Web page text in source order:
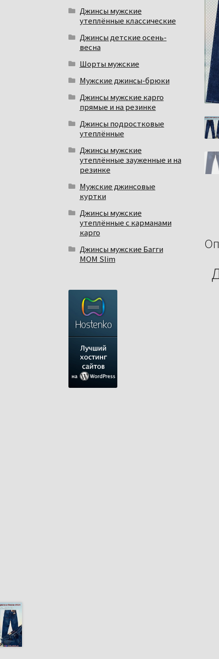
Джинсы мужские
утеплённые классические
Джинсы детские осень-
весна
Шорты мужские
Мужские джинсы-брюки
Джинсы мужские карго
прямые и на резинке
Джинсы подростковые
утеплённые
Джинсы мужские
утеплённые зауженные и на
резинке
Мужские джинсовые
куртки
Джинсы мужские
утеплённые с карманами
карго
Джинсы мужские Багги
МОМ Slim